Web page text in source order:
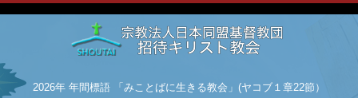
2026年 年間標語 「みことばに生きる教会」(ヤコブ１章22節）